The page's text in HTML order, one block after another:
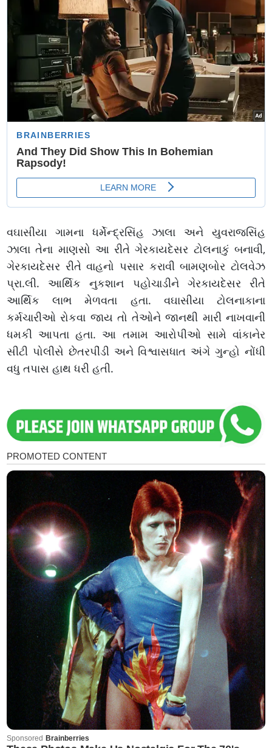
વઘાસીયા ગામના ધર્મેન્દ્રસિંહ ઝાલા અને યુવરાજસિંહ
ઝાલા તેના માણસો આ રીતે ગેરકાયદેસર ટોલનાકું બનાવી,
ગેરકાયદેસર રીતે વાહનો પસાર કરાવી બામણબોર ટોલવેઝ
પ્રા.લી. આર્થિક નુકશાન પહોચાડીને ગેરકાયદેસર રીતે
આર્થિક લાભ મેળવતા હતા. વઘાસીયા ટોલનાકાના
કર્મચારીઓ રોકવા જાય તો તેઓને જાનથી મારી નાખવાની
ધમકી આપતા હતા. આ તમામ આરોપીઓ સામે વાંકાનેર
સીટી પોલીસે છેતરપીંડી અને વિશ્વાસધાત અંગે ગુન્હો નોંધી
વધુ તપાસ હાથ ધરી હતી.